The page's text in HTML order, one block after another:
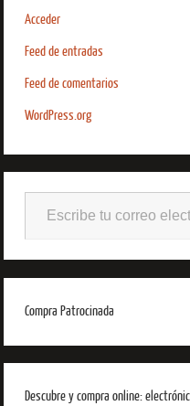
Acceder
Feed de entradas
Feed de comentarios
WordPress.org
Compra Patrocinada
Descubre y compra online: